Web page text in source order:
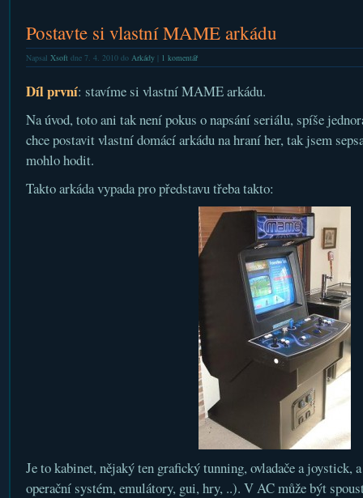
Postavte si vlastní MAME arkádu
Napsal Xsoftdne 7. 4. 2010 do Arkády| 1 komentář
Díl první: stavíme si vlastní MAME arkádu.
Na úvod, toto ani tak není pokus o napsání seriálu, spíše
chce postavit vlastní domácí arkádu na hraní her, tak jsem
mohlo hodit.
Takto arkáda vypada pro představu třeba takto:
Je to kabinet, nějaký ten grafický tunning, ovladače a joystick,
operační systém, emulátory, gui, hry, ..). V AC může být